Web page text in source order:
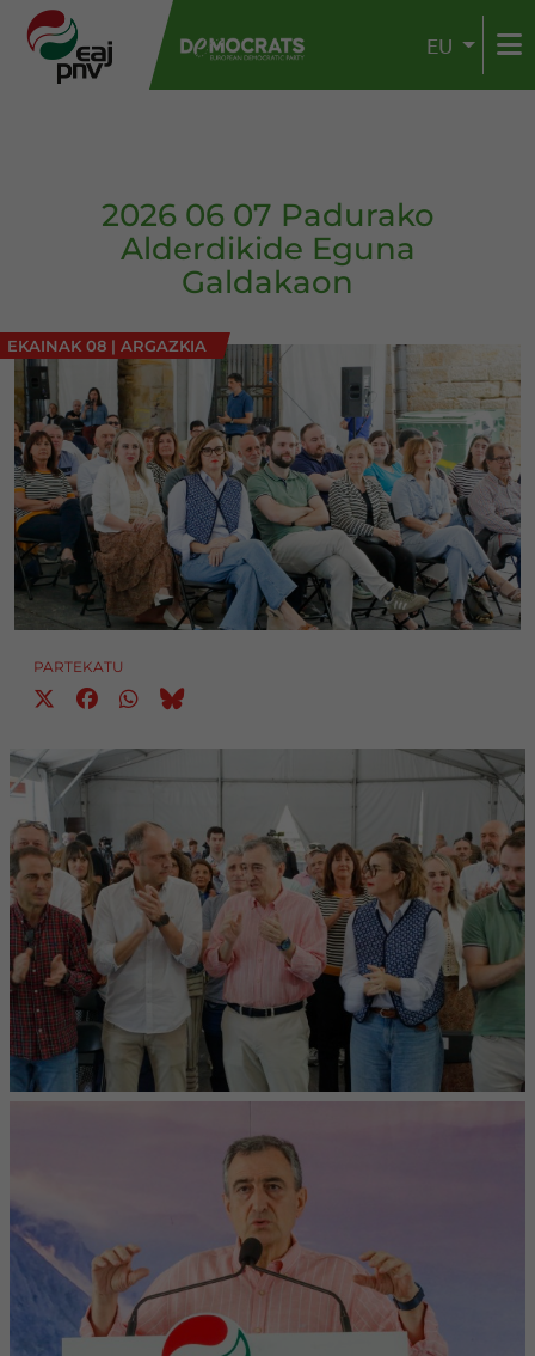
EU
2026 06 07 Padurako
Alderdikide Eguna
Galdakaon
EKAINAK 08 | ARGAZKIA
PARTEKATU